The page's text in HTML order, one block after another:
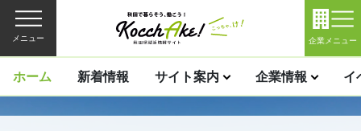
メニュー 企業メニュー
ホーム 新着情報 サイト案内 企業情報 イ